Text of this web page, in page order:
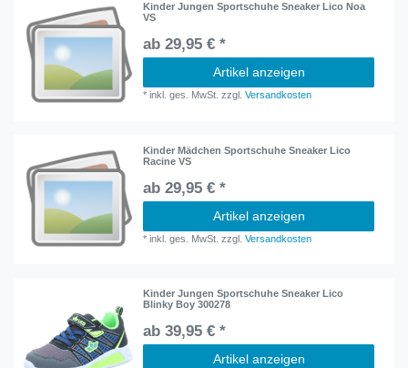
Kinder Jungen Sportschuhe Sneaker Lico Noa
VS
ab 29,95 € *
Artikel anzeigen
*inkl. ges. MwSt. zzgl.Versandkosten
Kinder Mädchen Sportschuhe Sneaker Lico
Racine VS
ab 29,95 € *
Artikel anzeigen
*inkl. ges. MwSt. zzgl.Versandkosten
Kinder Jungen Sportschuhe Sneaker Lico
Blinky Boy 300278
ab 39,95 € *
Artikel anzeigen